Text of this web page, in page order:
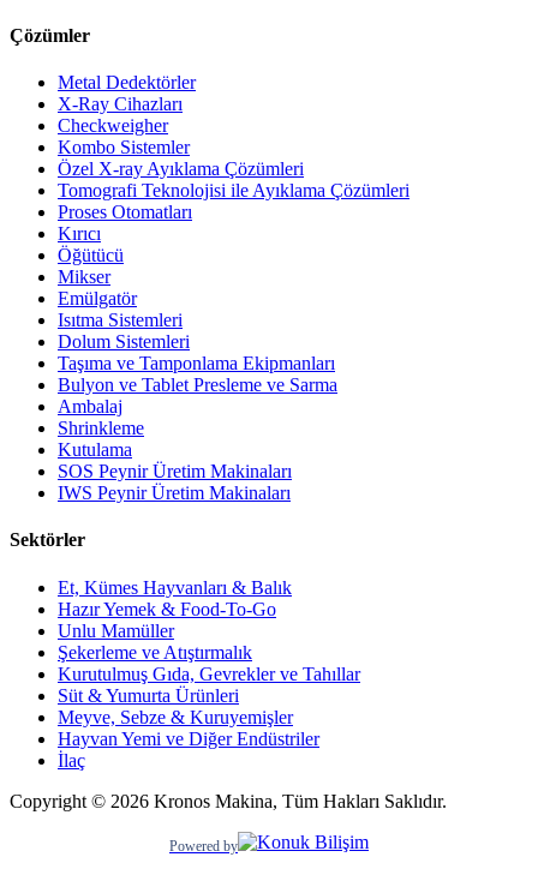
Çözümler
Metal Dedektörler
X-Ray Cihazları
Checkweigher
Kombo Sistemler
Özel X-ray Ayıklama Çözümleri
Tomografi Teknolojisi ile Ayıklama Çözümleri
Proses Otomatları
Kırıcı
Öğütücü
Mikser
Emülgatör
Isıtma Sistemleri
Dolum Sistemleri
Taşıma ve Tamponlama Ekipmanları
Bulyon ve Tablet Presleme ve Sarma
Ambalaj
Shrinkleme
Kutulama
SOS Peynir Üretim Makinaları
IWS Peynir Üretim Makinaları
Sektörler
Et, Kümes Hayvanları & Balık
Hazır Yemek & Food-To-Go
Unlu Mamüller
Şekerleme ve Atıştırmalık
Kurutulmuş Gıda, Gevrekler ve Tahıllar
Süt & Yumurta Ürünleri
Meyve, Sebze & Kuruyemişler
Hayvan Yemi ve Diğer Endüstriler
İlaç
Copyright © 2026 Kronos Makina, Tüm Hakları Saklıdır.
Powered by